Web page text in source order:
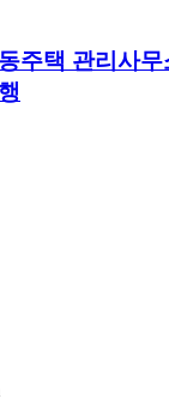
주택 관리사